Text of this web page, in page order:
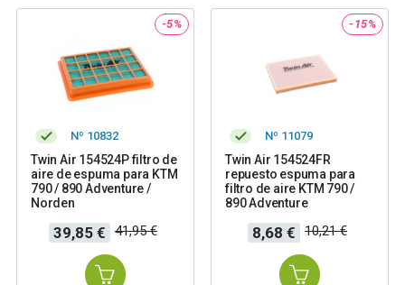
-5%
Nº 10832
Twin Air 154524P filtro de
aire de espuma para KTM
790 / 890 Adventure /
Norden
Precio
39,85 €
Precio
base
41,95 €
-15%
Nº 11079
Twin Air 154524FR
repuesto espuma para
filtro de aire KTM 790 /
890 Adventure
Precio
8,68 €
Precio
base
10,21 €